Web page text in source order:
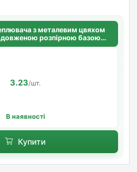
з металевим цвяхом
розпірною базою
Standart
3.23/шт.
В наявності
Купити